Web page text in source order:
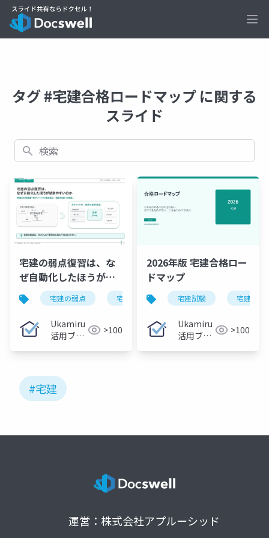
タグ #宅建合格ロードマップ に関する
スライド
検索
宅建の弱点復習は、な
ぜ自動化したほうが続
きやすいのか
宅建の弱点 宅建試験 宅建過去問 宅建合
Ukamiru
活用ブロ
>100
2026年版 宅建合格ロー
ドマップ
宅建試験 宅建合格
Ukamiru
活用ブロ
>100
#宅建
運営：株式会社アプルーシッド